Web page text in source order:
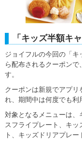
「キッズ半額キ
ジョイフルの今回の「
ら配布されるクーポン
す。
クーポンは新規でアプリ
れ、期間中は何度でも利
対象となるメニューは、
スフライプレート、キ
ト、キッズドリアプレー